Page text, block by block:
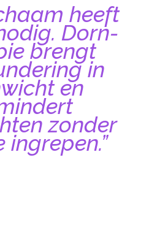
heeft
Dorn-
brengt
in
en
zonder
ingrepen.”